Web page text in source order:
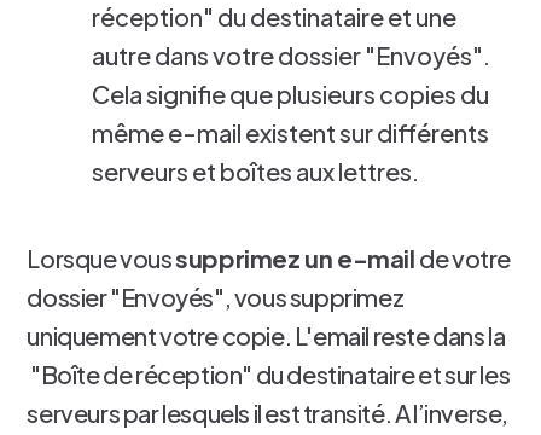
réception" du destinataire et une
autre dans votre dossier "Envoyés".
Cela signifie que plusieurs copies du
même e-mail existent sur différents
serveurs et boîtes aux lettres.
Lorsque voussupprimez un e-mail de votre
dossier "Envoyés", vous supprimez
uniquement votre copie. L'email reste dans la
"Boîte de réception" du destinataire et sur les
serveurs par lesquels il est transité. A l’inverse,